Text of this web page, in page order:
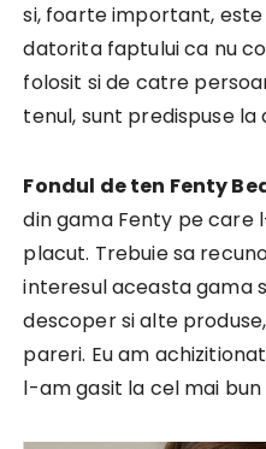
si, foarte important,
datorita faptului ca nu
folosit si de catre
tenul, sunt predispuse la
Fondul de ten Fenty
din gama Fenty pe
placut. Trebuie sa
interesul aceasta gama
descoper si alte
pareri. Eu am
l-am gasit la cel mai